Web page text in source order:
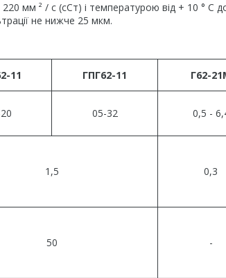
мм ² / с (сСт) і температурою від + 10 ° С
не нижче 25 мкм.
11 ГПГ62-11 Г62-
05-32 0,5 -
1,5 0,3
50 -